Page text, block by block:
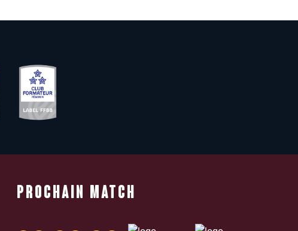
PROCHAIN MATCH